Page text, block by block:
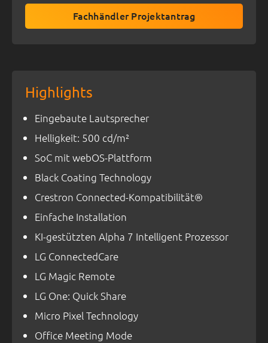
Fachhändler Projektantrag
Highlights
Eingebaute Lautsprecher
Helligkeit: 500 cd/m²
SoC mit webOS-Plattform
Black Coating Technology
Crestron Connected-Kompatibilität®
Einfache Installation
KI-gestützten Alpha 7 Intelligent Prozessor
LG ConnectedCare
LG Magic Remote
LG One: Quick Share
Micro Pixel Technology
Office Meeting Mode